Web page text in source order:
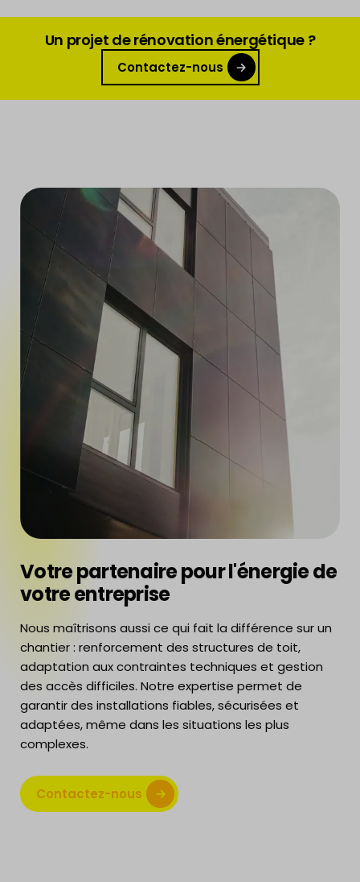
Un projet de rénovation énergétique ?
Contactez-nous
Votre partenaire pour l'énergie de
votre entreprise
Nous maîtrisons aussi ce qui fait la différence sur un
chantier : renforcement des structures de toit,
adaptation aux contraintes techniques et gestion
des accès difficiles. Notre expertise permet de
garantir des installations fiables, sécurisées et
adaptées, même dans les situations les plus
complexes.
Contactez-nous